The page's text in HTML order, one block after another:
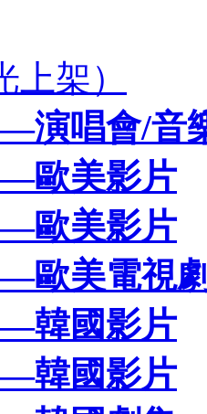
架）
演唱會/音
歐美影片
歐美影片
歐美電視
韓國影片
韓國影片